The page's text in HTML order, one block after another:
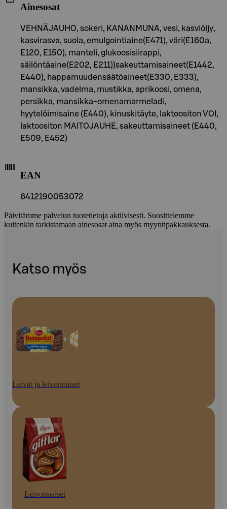
Ainesosat
VEHNÄJAUHO, sokeri, KANANMUNA, vesi, kasviöljy,
kasvirasva, suola, emulgointiaine(E471), väri(E160a,
E120, E150), manteli, glukoosisiirappi,
säilöntäaine(E202, E211))sakeuttamisaineet(E1442,
E440), happamuudensäätöaineet(E330, E333),
mansikka, vadelma, mustikka, aprikoosi, omena,
persikka, mansikka-omenamarmeladi,
hyytelöimisaine (E440), kinuskitäyte, laktoositon VOI,
laktoositon MAITOJAUHE, sakeuttamisaineet (E440,
E509, E452)
EAN
6412190053072
Päivitämme palvelun tuotetietoja aktiivisesti. Suosittelemme
kuitenkin tarkistamaan ainesosat aina myös myyntipakkauksesta.
Katso myös
Leivät ja leivonnaiset
Leivonnaiset